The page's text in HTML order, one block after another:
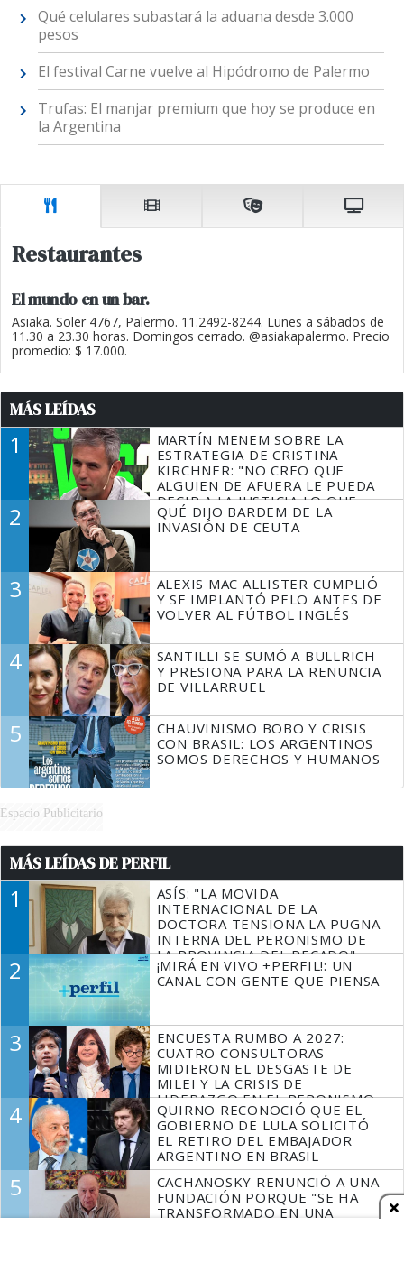
Qué celulares subastará la aduana desde 3.000
pesos
El festival Carne vuelve al Hipódromo de Palermo
Trufas: El manjar premium que hoy se produce en
la Argentina
Restaurantes
El mundo en un bar.
Asiaka. Soler 4767, Palermo. 11.2492-8244. Lunes a sábados de
11.30 a 23.30 horas. Domingos cerrado. @asiakapalermo. Precio
promedio: $ 17.000.
MÁS LEÍDAS
1
MARTÍN MENEM SOBRE LA
ESTRATEGIA DE CRISTINA
KIRCHNER: "NO CREO QUE
ALGUIEN DE AFUERA LE PUEDA
DECIR A LA JUSTICIA LO QUE
TIENE QUE HACER"
2
QUÉ DIJO BARDEM DE LA
INVASIÓN DE CEUTA
3
ALEXIS MAC ALLISTER CUMPLIÓ
Y SE IMPLANTÓ PELO ANTES DE
VOLVER AL FÚTBOL INGLÉS
4
SANTILLI SE SUMÓ A BULLRICH
Y PRESIONA PARA LA RENUNCIA
DE VILLARRUEL
5
CHAUVINISMO BOBO Y CRISIS
CON BRASIL: LOS ARGENTINOS
SOMOS DERECHOS Y HUMANOS
Espacio Publicitario
MÁS LEÍDAS DE PERFIL
1
ASÍS: "LA MOVIDA
INTERNACIONAL DE LA
DOCTORA TENSIONA LA PUGNA
INTERNA DEL PERONISMO DE
LA PROVINCIA DEL PECADO"
2
¡MIRÁ EN VIVO +PERFIL!: UN
CANAL CON GENTE QUE PIENSA
3
ENCUESTA RUMBO A 2027:
CUATRO CONSULTORAS
MIDIERON EL DESGASTE DE
MILEI Y LA CRISIS DE
LIDERAZGO EN EL PERONISMO
4
QUIRNO RECONOCIÓ QUE EL
GOBIERNO DE LULA SOLICITÓ
EL RETIRO DEL EMBAJADOR
ARGENTINO EN BRASIL
5
CACHANOSKY RENUNCIÓ A UNA
FUNDACIÓN PORQUE "SE HA
TRANSFORMADO EN UNA